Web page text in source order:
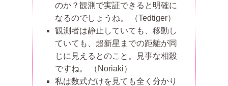
のか？観測で実証できると明確に
なるのでしょうね。
（Tedtiger）
観測者は静止していても、移動し
ていても、超新星までの距離が同
じに見えるとのこと。見事な相殺
ですね。
（Noriaki）
私は数式だけを見ても全く分かり